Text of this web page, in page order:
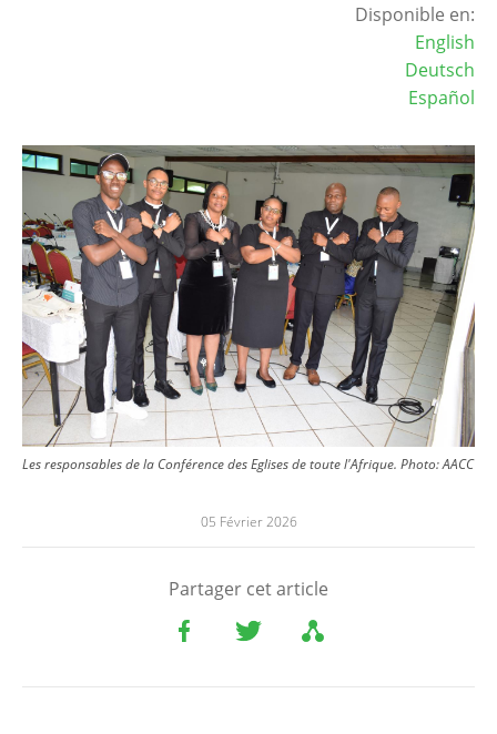
Disponible en:
English
Deutsch
Español
Image
Les responsables de la Conférence des Eglises de toute l'Afrique. Photo:AACC
05 Février 2026
Partager cet article